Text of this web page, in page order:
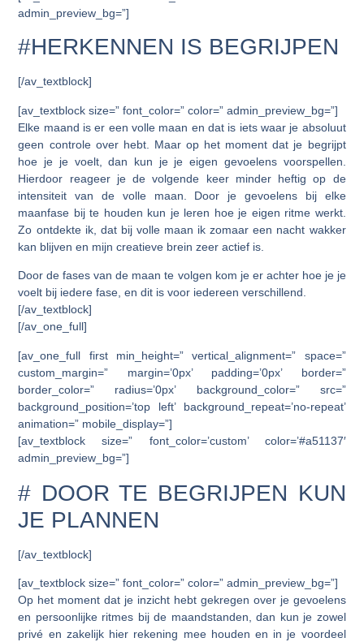
admin_preview_bg=”]
#HERKENNEN IS BEGRIJPEN
[/av_textblock]
[av_textblock size=” font_color=” color=” admin_preview_bg=”]
Elke maand is er een volle maan en dat is iets waar je absoluut
geen controle over hebt. Maar op het moment dat je begrijpt
hoe je je voelt, dan kun je je eigen gevoelens voorspellen.
Hierdoor reageer je de volgende keer minder heftig op de
intensiteit van de volle maan. Door je gevoelens bij elke
maanfase bij te houden kun je leren hoe je eigen ritme werkt.
Zo ontdekte ik, dat bij volle maan ik zomaar een nacht wakker
kan blijven en mijn creatieve brein zeer actief is.
Door de fases van de maan te volgen kom je er achter hoe je je
voelt bij iedere fase, en dit is voor iedereen verschillend.
[/av_textblock]
[/av_one_full]
[av_one_full first min_height=” vertical_alignment=” space=”
custom_margin=” margin=’0px’ padding=’0px’ border=”
border_color=” radius=’0px’ background_color=” src=”
background_position=’top left’ background_repeat=’no-repeat’
animation=” mobile_display=”]
[av_textblock size=” font_color=’custom’ color=’#a51137′
admin_preview_bg=”]
# DOOR TE BEGRIJPEN KUN
JE PLANNEN
[/av_textblock]
[av_textblock size=” font_color=” color=” admin_preview_bg=”]
Op het moment dat je inzicht hebt gekregen over je gevoelens
en persoonlijke ritmes bij de maandstanden, dan kun je zowel
privé en zakelijk hier rekening mee houden en in je voordeel